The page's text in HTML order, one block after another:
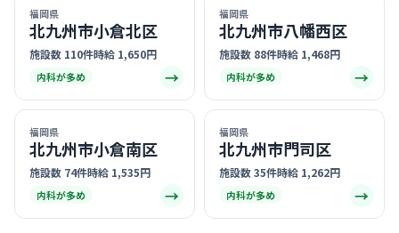
福岡県
北九州市小倉北区
施設数 110件時給 1,650円
内科が多め →
福岡県
北九州市八幡西区
施設数 88件時給 1,468円
内科が多め →
福岡県
北九州市小倉南区
施設数 74件時給 1,535円
内科が多め →
福岡県
北九州市門司区
施設数 35件時給 1,262円
内科が多め →